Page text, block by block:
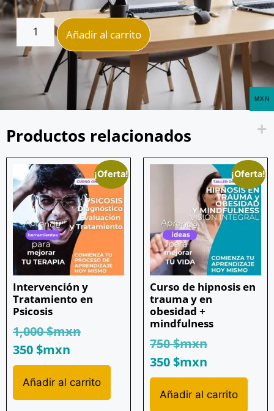
Añadir al carrito
Productos relacionados
¡Oferta!
Intervención y
Tratamiento en
Psicosis
1,000$mxn
350$mxn
Añadir al carrito
¡Oferta!
Curso de hipnosis en
trauma y en
obesidad +
mindfulness
750$mxn
350$mxn
Añadir al carrito
MXN